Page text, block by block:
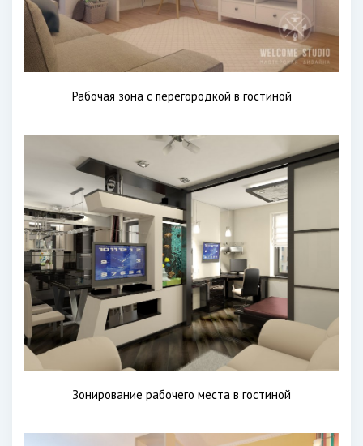
Рабочая зона с перегородкой в гостиной
Зонирование рабочего места в гостиной